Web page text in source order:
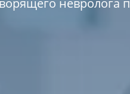
невролога